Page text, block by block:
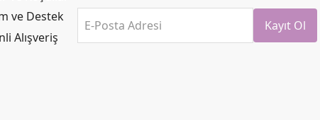
ve Destek
Alışveriş
E-Posta Adresi Kayıt Ol